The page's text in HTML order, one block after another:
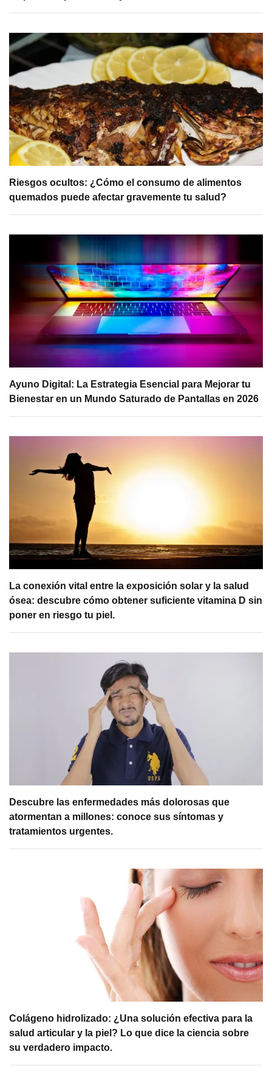
Riesgos ocultos: ¿Cómo el consumo de alimentos
quemados puede afectar gravemente tu salud?
Ayuno Digital: La Estrategia Esencial para Mejorar tu
Bienestar en un Mundo Saturado de Pantallas en 2026
La conexión vital entre la exposición solar y la salud
ósea: descubre cómo obtener suficiente vitamina D sin
poner en riesgo tu piel.
Descubre las enfermedades más dolorosas que
atormentan a millones: conoce sus síntomas y
tratamientos urgentes.
Colágeno hidrolizado: ¿Una solución efectiva para la
salud articular y la piel? Lo que dice la ciencia sobre
su verdadero impacto.